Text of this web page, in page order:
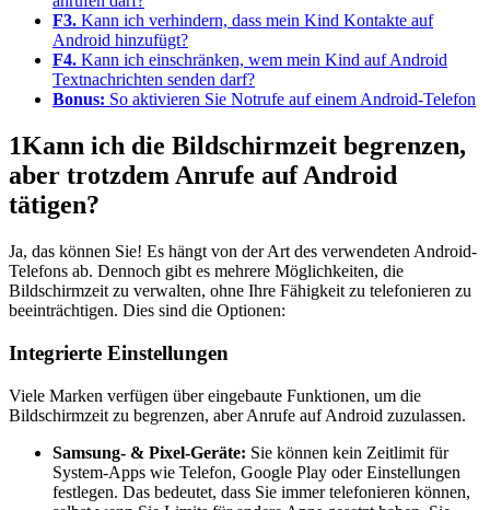
F3. Kann ich verhindern, dass mein Kind Kontakte auf
Android hinzufügt?
F4. Kann ich einschränken, wem mein Kind auf Android
Textnachrichten senden darf?
Bonus: So aktivieren Sie Notrufe auf einem Android-Telefon
1Kann ich die Bildschirmzeit begrenzen,
aber trotzdem Anrufe auf Android
tätigen?
Ja, das können Sie! Es hängt von der Art des verwendeten Android-
Telefons ab. Dennoch gibt es mehrere Möglichkeiten, die
Bildschirmzeit zu verwalten, ohne Ihre Fähigkeit zu telefonieren zu
beeinträchtigen. Dies sind die Optionen:
Integrierte Einstellungen
Viele Marken verfügen über eingebaute Funktionen, um die
Bildschirmzeit zu begrenzen, aber Anrufe auf Android zuzulassen.
Samsung- & Pixel-Geräte: Sie können kein Zeitlimit für
System-Apps wie Telefon, Google Play oder Einstellungen
festlegen. Das bedeutet, dass Sie immer telefonieren können,